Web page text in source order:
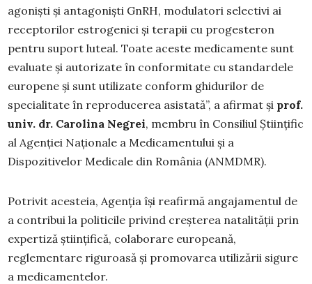
agoniști și antagoniști GnRH, modulatori selectivi ai
receptorilor estrogenici și terapii cu progesteron
pentru suport luteal. Toate aceste medicamente sunt
evaluate și autorizate în conformitate cu standardele
europene și sunt utilizate conform ghidurilor de
specialitate în reproducerea asistată”, a afirmat și prof.
univ. dr. Carolina Negrei, membru în Consiliul Științific
al Agenției Naționale a Medicamentului și a
Dispozitivelor Medicale din România (ANMDMR).
Potrivit acesteia, Agenția își reafirmă angajamentul de
a contribui la politicile privind creșterea natalității prin
expertiză științifică, colaborare europeană,
reglementare riguroasă și promovarea utilizării sigure
a medicamentelor.